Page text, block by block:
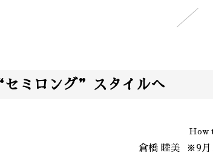
ミロング”スタイルへ
How
倉橋 睦美 ※9月